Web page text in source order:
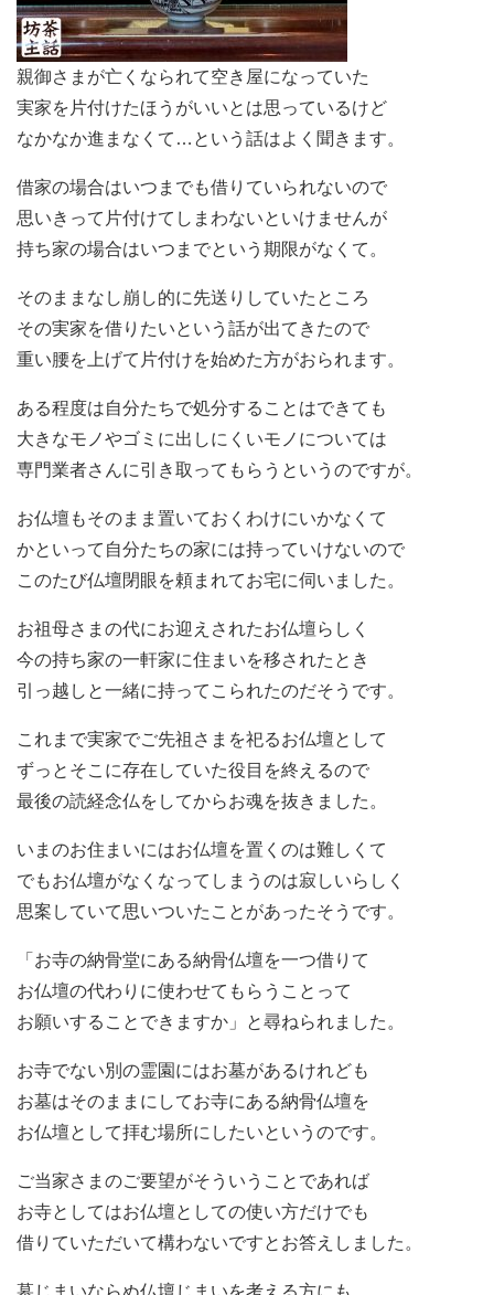
親御さまが亡くなられて空き屋になっていた
実家を片付けたほうがいいとは思っているけど
なかなか進まなくて…という話はよく聞きます。
借家の場合はいつまでも借りていられないので
思いきって片付けてしまわないといけませんが
持ち家の場合はいつまでという期限がなくて。
そのままなし崩し的に先送りしていたところ
その実家を借りたいという話が出てきたので
重い腰を上げて片付けを始めた方がおられます。
ある程度は自分たちで処分することはできても
大きなモノやゴミに出しにくいモノについては
専門業者さんに引き取ってもらうというのですが。
お仏壇もそのまま置いておくわけにいかなくて
かといって自分たちの家には持っていけないので
このたび仏壇閉眼を頼まれてお宅に伺いました。
お祖母さまの代にお迎えされたお仏壇らしく
今の持ち家の一軒家に住まいを移されたとき
引っ越しと一緒に持ってこられたのだそうです。
これまで実家でご先祖さまを祀るお仏壇として
ずっとそこに存在していた役目を終えるので
最後の読経念仏をしてからお魂を抜きました。
いまのお住まいにはお仏壇を置くのは難しくて
でもお仏壇がなくなってしまうのは寂しいらしく
思案していて思いついたことがあったそうです。
「お寺の納骨堂にある納骨仏壇を一つ借りて
お仏壇の代わりに使わせてもらうことって
お願いすることできますか」と尋ねられました。
お寺でない別の霊園にはお墓があるけれども
お墓はそのままにしてお寺にある納骨仏壇を
お仏壇として拝む場所にしたいというのです。
ご当家さまのご要望がそういうことであれば
お寺としてはお仏壇としての使い方だけでも
借りていただいて構わないですとお答えしました。